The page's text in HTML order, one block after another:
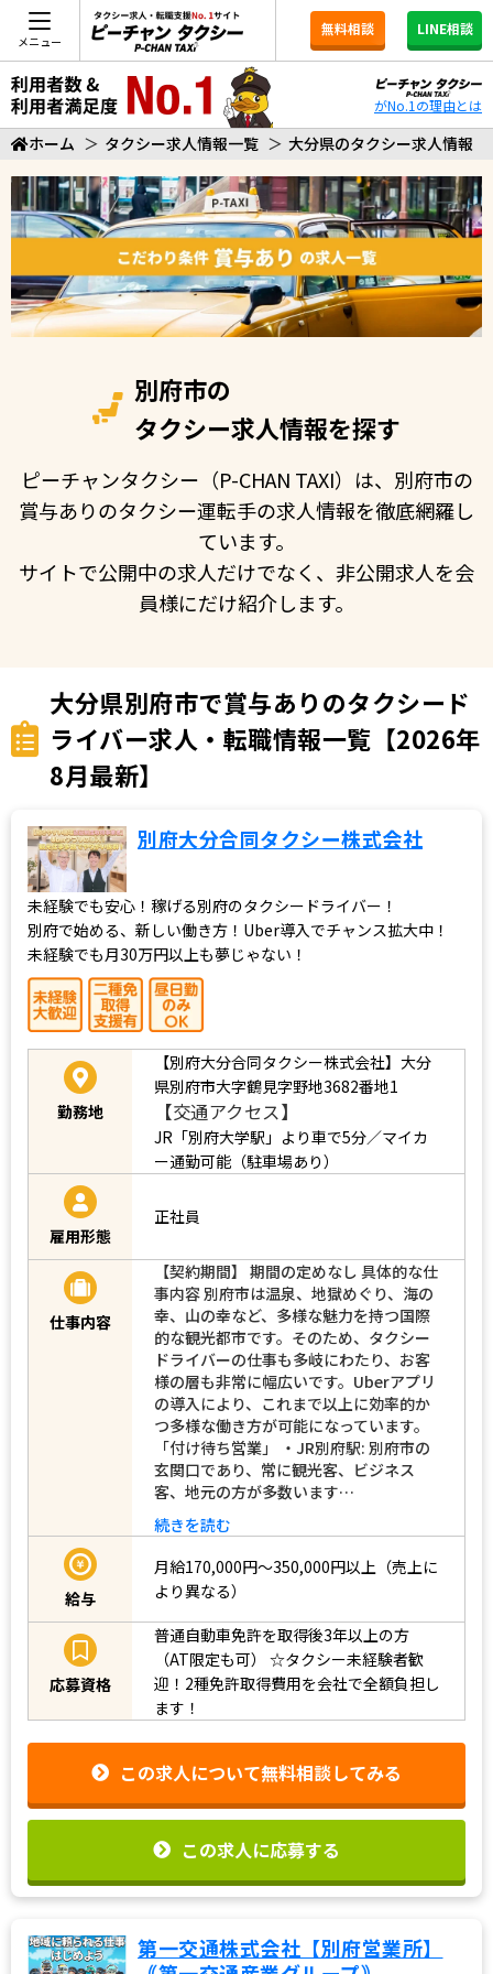
メニュー
無料相談 LINE相談
がNo.1の理由とは
ホーム ＞ タクシー求人情報一覧 ＞ 大分県のタクシー求人情報
別府市の
タクシー求人情報を探す
ピーチャンタクシー（P-CHAN TAXI）は、別府市の
賞与ありのタクシー運転手の求人情報を徹底網羅し
ています。
サイトで公開中の求人だけでなく、非公開求人を会
員様にだけ紹介します。
大分県別府市で賞与ありのタクシード
ライバー求人・転職情報一覧【2026年
8月最新】
別府大分合同タクシー株式会社
未経験でも安心！稼げる別府のタクシードライバー！
別府で始める、新しい働き方！Uber導入でチャンス拡大中！
未経験でも月30万円以上も夢じゃない！
勤務地
【別府大分合同タクシー株式会社】大分
県別府市大字鶴見字野地3682番地1
【交通アクセス】
JR「別府大学駅」より車で5分／マイカ
ー通勤可能（駐車場あり）
雇用形態
正社員
仕事内容
【契約期間】 期間の定めなし 具体的な仕
事内容 別府市は温泉、地獄めぐり、海の
幸、山の幸など、多様な魅力を持つ国際
的な観光都市です。そのため、タクシー
ドライバーの仕事も多岐にわたり、お客
様の層も非常に幅広いです。Uberアプリ
の導入により、これまで以上に効率的か
つ多様な働き方が可能になっています。
「付け待ち営業」 ・JR別府駅: 別府市の
玄関口であり、常に観光客、ビジネス
客、地元の方が多数います…
続きを読む
給与
月給170,000円～350,000円以上（売上に
より異なる）
応募資格
普通自動車免許を取得後3年以上の方
（AT限定も可）
☆タクシー未経験者歓
迎！2種免許取得費用を会社で全額負担し
ます！
この求人について無料相談してみる
この求人に応募する
第一交通株式会社【別府営業所】